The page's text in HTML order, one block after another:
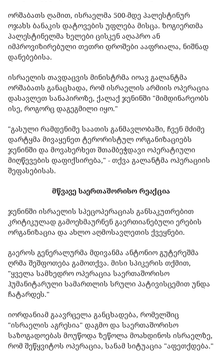
ორშაბათს ღამით, ისრაელმა 500-მდე პალესტინურ
ოჯახს ბანაკის დატოვების უფლება მისცა. ზოგიერთმა
პალესტინელმა ხელები ცისკენ აღაპრო ან
იმპროვიზირებული თეთრი დროშები ააფრიალა, ნიშნად
დანებებისა.
ისრაელის თავდაცვის მინისტრმა იოავ გალანტმა
ორშაბათს განაცხადა, რომ ისრაელის არმიის ოპერაცია
დასავლეთ სანაპიროზე, ქალაქ ჯენინში "მიმდინარეობს
ისე, როგორც დაგეგმილი იყო."
"გასული რამდენიმე საათის განმავლობაში, ჩვენ მძიმე
დარტყმა მივაყენეთ ტერორისტულ ორგანიზაციებს
ჯენინში და მოვახერხეთ შთამბეჭდავი ოპერატიული
მიღწევების დაფიქსირება," - თქვა გალანტმა ოპერაციის
შეფასებისას.
მწვავე საერთაშორისო რეაქცია
ჯენინში ისრაელის სპეცოპერაციას განსაკუთრებით
კრიტიკულად გამოეხმაურნენ გაერთიანებული ერების
ორგანიზაცია და ახლო აღმოსავლეთის ქვეყნები.
გაეროს გენერალურმა მდივანმა ანტონიო გუტერეშმა
ღრმა შეშფოთება გამოთქვა. მისი სპიკერის თქმით,
"ყველა სამხედრო ოპერაცია საერთაშორისო
ჰუმანიტარული სამართლის სრული პატივისცემით უნდა
ჩატარდეს."
იორდანიამ გაავრცელა განცხადება, რომელშიც
"ისრაელის აგრესია" დაგმო და საერთაშორისო
საზოგადოებას მოუწოდა ზეწოლა მოახდინოს ისრაელზე,
რომ შეწყვიტოს ოპერაცია, სანამ სიტუაცია "აფეთქდება."